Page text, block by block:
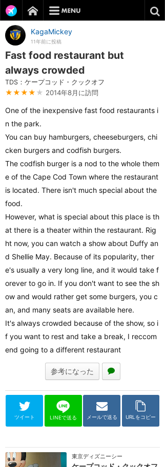
KagaMickey
11年前に投稿
Fast food restaurant but
always crowded
TDS：ケープコッド・クックオフ
★★★★ ★ 2014年8月に訪問
One of the inexpensive fast food restaurants i
n the park.
You can buy hamburgers, cheeseburgers, chi
cken burgers and codfish burgers.
The codfish burger is a nod to the whole them
e of the Cape Cod Town where the restaurant
is located. There isn't much special about the
food.
However, what is special about this place is th
at there is a theater within the restaurant. Rig
ht now, you can watch a show about Duffy an
d Shellie May. Because of its popularity, ther
e's usually a very long line, and it would take f
orever to go in. If you don't want to see the sh
ow and would rather get some burgers, you c
an, and many seats are available here.
It's always crowded because of the show, so i
f you want to rest and take a break, I reccom
end going to a different restaurant
参考になった
ツイート LINEで送る メールで送る URLをコピー
東京ディズニーシー